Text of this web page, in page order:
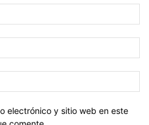
electrónico y sitio web en este